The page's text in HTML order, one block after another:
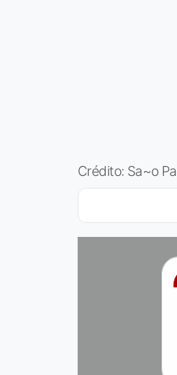
Crédito: Sa~o